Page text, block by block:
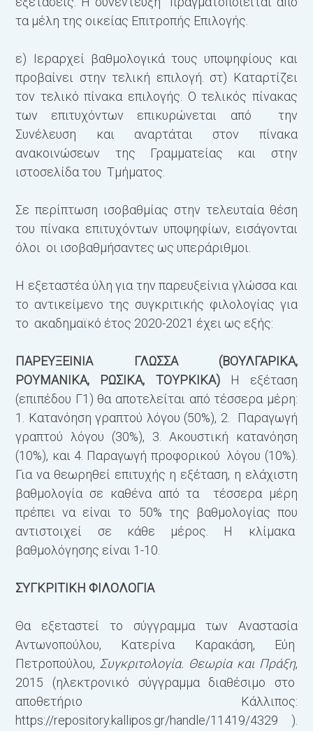
τα μέλη της οικείας Επιτροπής Επιλογής.
ε) Ιεραρχεί βαθμολογικά τους υποψηφίους και
προβαίνει στην τελική επιλογή. στ) Καταρτίζει
τον τελικό πίνακα επιλογής. Ο τελικός πίνακας
των επιτυχόντων επικυρώνεται από την
Συνέλευση και αναρτάται στον πίνακα
ανακοινώσεων της Γραμματείας και στην
ιστοσελίδα του Τμήματος.
Σε περίπτωση ισοβαθμίας στην τελευταία θέση
του πίνακα επιτυχόντων υποψηφίων, εισάγονται
όλοι οι ισοβαθμήσαντες ως υπεράριθμοι.
Η εξεταστέα ύλη για την παρευξείνια γλώσσα και
το αντικείμενο της συγκριτικής φιλολογίας για
το ακαδημαϊκό έτος 2020-2021 έχει ως εξής:
ΠΑΡΕΥΞΕΙΝΙΑ ΓΛΩΣΣΑ (ΒΟΥΛΓΑΡΙΚΑ,
ΡΟΥΜΑΝΙΚΑ, ΡΩΣΙΚΑ, ΤΟΥΡΚΙΚΑ) Η εξέταση
(επιπέδου Γ1) θα αποτελείται από τέσσερα μέρη:
1. Κατανόηση γραπτού λόγου (50%), 2. Παραγωγή
γραπτού λόγου (30%), 3. Ακουστική κατανόηση
(10%), και 4. Παραγωγή προφορικού λόγου (10%).
Για να θεωρηθεί επιτυχής η εξέταση, η ελάχιστη
βαθμολογία σε καθένα από τα τέσσερα μέρη
πρέπει να είναι το 50% της βαθμολογίας που
αντιστοιχεί σε κάθε μέρος. Η κλίμακα
βαθμολόγησης είναι 1-10.
ΣΥΓΚΡΙΤΙΚΗ ΦΙΛΟΛΟΓΙΑ
Θα εξεταστεί το σύγγραμμα των Αναστασία
Αντωνοπούλου, Κατερίνα Καρακάση, Εύη
Πετροπούλου,Συγκριτολογία. Θεωρία και Πράξη,
2015 (ηλεκτρονικό σύγγραμμα διαθέσιμο στο
αποθετήριο Κάλλιπος:
https://repository.kallipos.gr/handle/11419/4329 ).